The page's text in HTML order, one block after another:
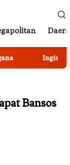
Ingin Cat
Bansos